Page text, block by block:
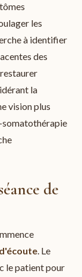
les
à identifier
des
la
vision plus
somatothérapie
de
. Le
le patient pour